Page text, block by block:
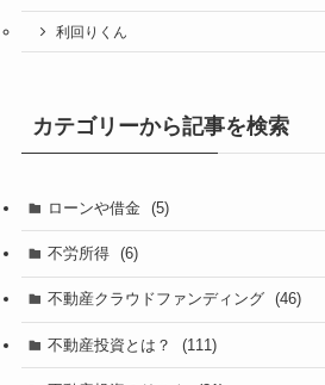
利回りくん
カテゴリーから記事を検索
ローンや借金 (5)
不労所得 (6)
不動産クラウドファンディング (46)
不動産投資とは？ (111)